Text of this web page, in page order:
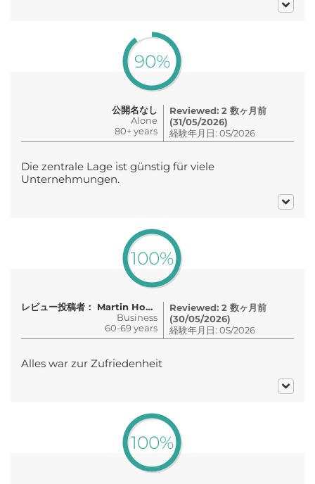
90%
公開名なし
Alone
80+ years
Reviewed: 2 数ヶ月前
(31/05/2026)
経験年月日: 05/2026
Die zentrale Lage ist günstig für viele
Unternehmungen.
100%
レビュー投稿者： Martin Hoppel
Business
60-69 years
Reviewed: 2 数ヶ月前
(30/05/2026)
経験年月日: 05/2026
Alles war zur Zufriedenheit
100%